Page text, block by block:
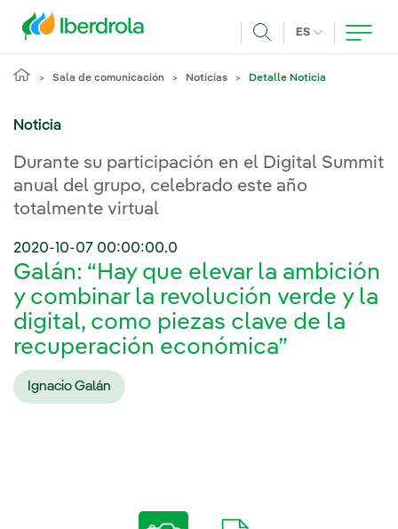
ES IDIOMA
Sala de comunicación Noticias Detalle Noticia
Noticia
Durante su participación en el Digital Summit
anual del grupo, celebrado este año
totalmente virtual
2020-10-07 00:00:00.0
Galán: “Hay que elevar la ambición
y combinar la revolución verde y la
digital, como piezas clave de la
recuperación económica”
Ignacio Galán